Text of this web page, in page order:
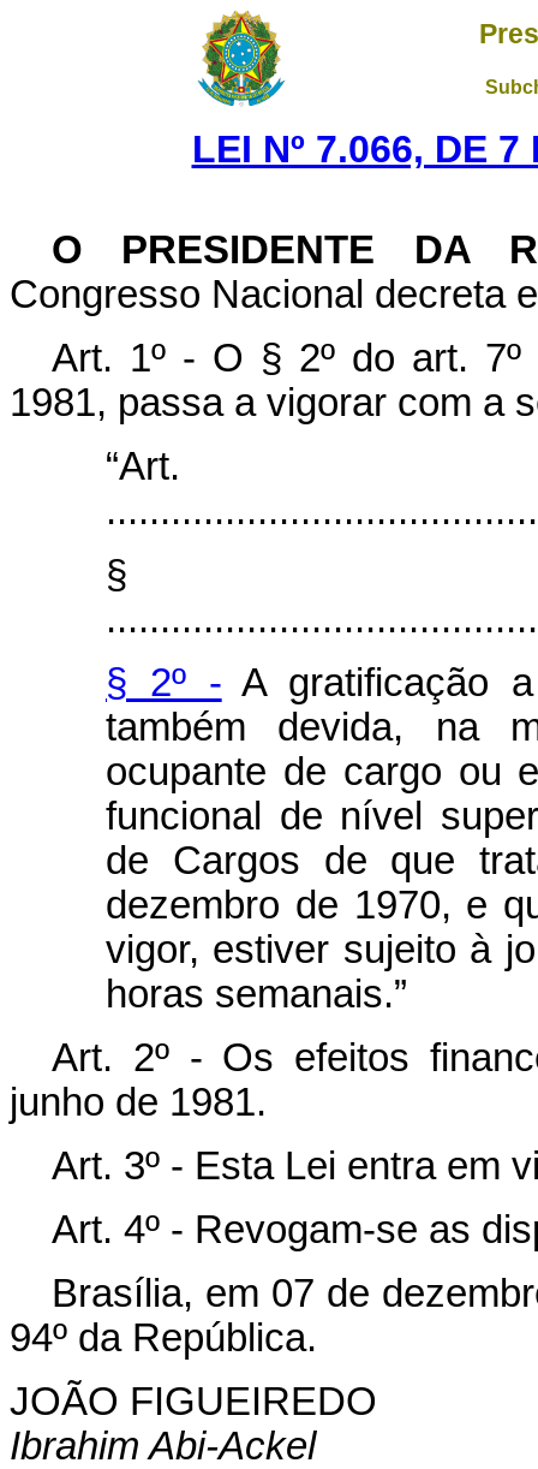
LEI Nº 7.066, DE
O PRESIDENTE DA
Congresso Nacional decreta
Art. 1º - O § 2º do art.
1981, passa a vigorar com a
§
§ 2º - A gratificação
também devida, na
ocupante de cargo ou
funcional de nível
de Cargos de que
dezembro de 1970, e
vigor, estiver sujeito à
horas semanais.”
Art. 2º - Os efeitos
junho de 1981.
Art. 3º - Esta Lei entra em
Art. 4º - Revogam-se as
Brasília, em 07 de
94º da República.
JOÃO FIGUEIREDO
Ibrahim Abi-Ackel